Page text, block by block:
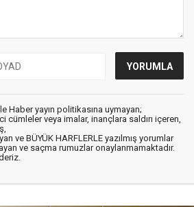
Haber yayın politikasına uymayan;
cümleler veya imalar, inançlara saldırı içeren,
ve BÜYÜK HARFLERLE yazılmış yorumlar
ve saçma rumuzlar onaylanmamaktadır.